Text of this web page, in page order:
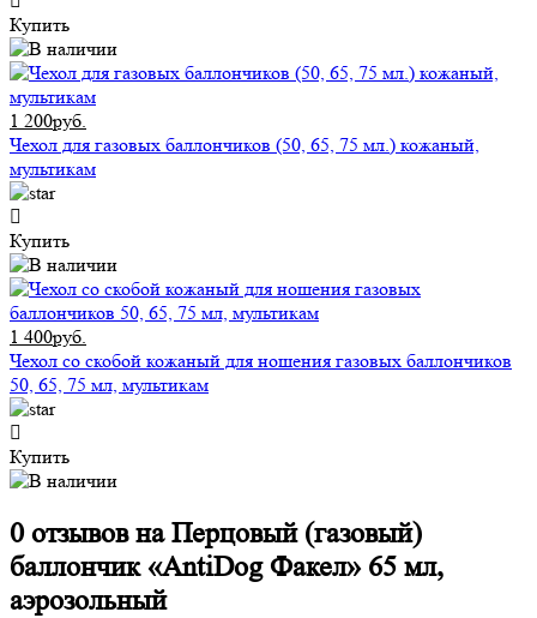
Купить
1 200руб.
Чехол для газовых баллончиков (50, 65, 75 мл.) кожаный,
мультикам
Купить
1 400руб.
Чехол со скобой кожаный для ношения газовых баллончиков
50, 65, 75 мл, мультикам
Купить
0 отзывов наПерцовый (газовый)
баллончик «AntiDog Факел» 65 мл,
аэрозольный